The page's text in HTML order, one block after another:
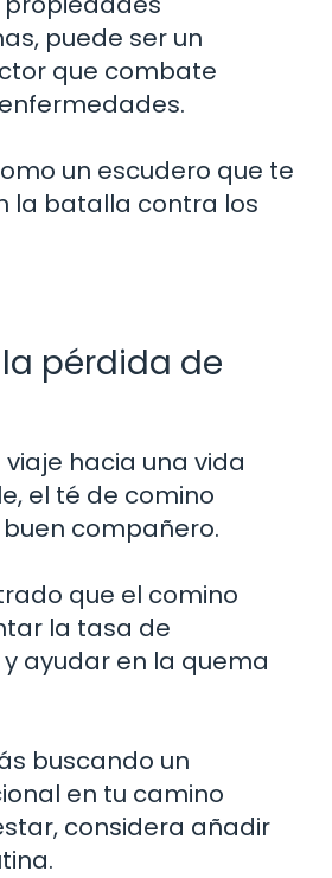
puede ser un
que combate
un escudero que te
la batalla contra los
pérdida de
viaje hacia una vida
el té de comino
compañero.
que el comino
la tasa de
ayudar en la quema
buscando un
en tu camino
considera añadir